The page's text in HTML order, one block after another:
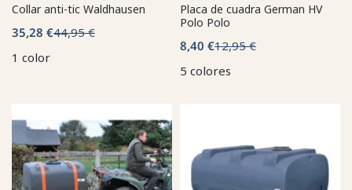
Collar anti-tic Waldhausen
35,28 €44,95 €
1 color
Placa de cuadra German HV
Polo Polo
8,40 €12,95 €
5 colores